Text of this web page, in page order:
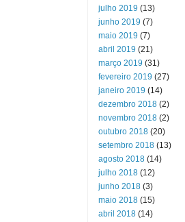
julho 2019 (13)
junho 2019 (7)
maio 2019 (7)
abril 2019 (21)
março 2019 (31)
fevereiro 2019 (27)
janeiro 2019 (14)
dezembro 2018 (2)
novembro 2018 (2)
outubro 2018 (20)
setembro 2018 (13)
agosto 2018 (14)
julho 2018 (12)
junho 2018 (3)
maio 2018 (15)
abril 2018 (14)